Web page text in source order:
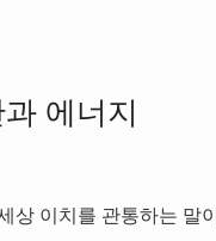
에너지
상 이치를 관통하는 말